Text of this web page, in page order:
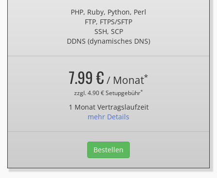
PHP, Ruby, Python, Perl
FTP, FTPS/SFTP
SSH, SCP
DDNS (dynamisches DNS)
7.99 € / Monat*
zzgl. 4.90 € Setupgebühr*
1 Monat Vertragslaufzeit
mehr Details
Bestellen